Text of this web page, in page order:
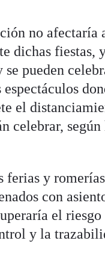
no afectaría
dichas fiestas,
pueden
el
celebrar,
y
con
el
y la